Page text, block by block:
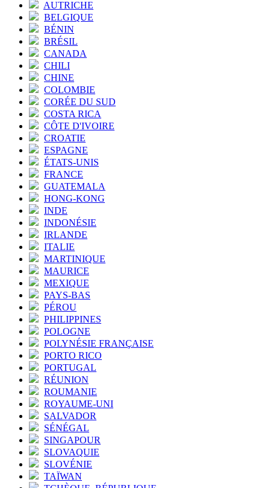
AUTRICHE
BELGIQUE
BÉNIN
BRÉSIL
CANADA
CHILI
CHINE
COLOMBIE
CORÉE DU SUD
COSTA RICA
CÔTE D'IVOIRE
CROATIE
ESPAGNE
ÉTATS-UNIS
FRANCE
GUATEMALA
HONG-KONG
INDE
INDONÉSIE
IRLANDE
ITALIE
MARTINIQUE
MAURICE
MEXIQUE
PAYS-BAS
PÉROU
PHILIPPINES
POLOGNE
POLYNÉSIE FRANÇAISE
PORTO RICO
PORTUGAL
RÉUNION
ROUMANIE
ROYAUME-UNI
SALVADOR
SÉNÉGAL
SINGAPOUR
SLOVAQUIE
SLOVÉNIE
TAÏWAN